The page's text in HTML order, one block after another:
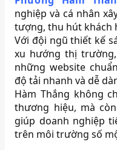
nghiệp và cá nhân
tượng, thu hút khách
Với đội ngũ thiết kế
xu hướng thị
những website
độ tải nhanh và dễ
Hàm Thắng không
thương hiệu, mà
giúp doanh nghiệp
trên môi trường số